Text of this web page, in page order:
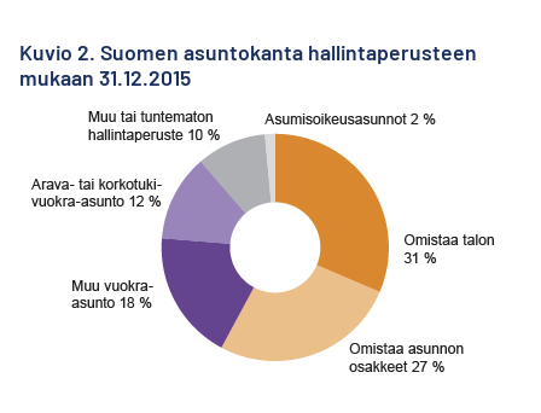
Kuvio 2. Suomen asuntokanta hallintaperusteen
mukaan 31.12.2015